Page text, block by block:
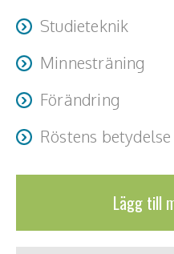
Studieteknik
Minnesträning
Förändring
Röstens betydelse
Lägg till